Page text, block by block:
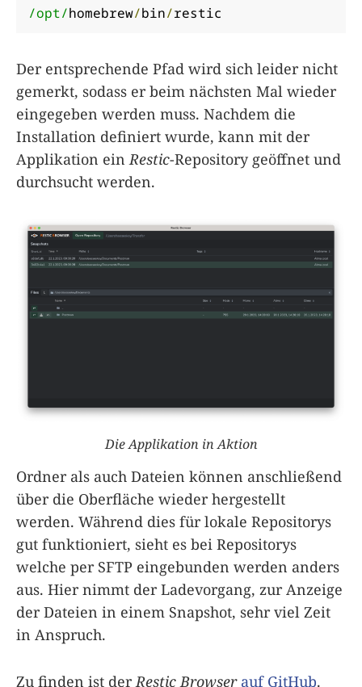
/opt/homebrew/bin/restic
Der entsprechende Pfad wird sich leider nicht
gemerkt, sodass er beim nächsten Mal wieder
eingegeben werden muss. Nachdem die
Installation definiert wurde, kann mit der
Applikation ein Restic-Repository geöffnet und
durchsucht werden.
Die Applikation in Aktion
Ordner als auch Dateien können anschließend
über die Oberfläche wieder hergestellt
werden. Während dies für lokale Repositorys
gut funktioniert, sieht es bei Repositorys
welche per SFTP eingebunden werden anders
aus. Hier nimmt der Ladevorgang, zur Anzeige
der Dateien in einem Snapshot, sehr viel Zeit
in Anspruch.
Zu finden ist der Restic Browser auf GitHub.